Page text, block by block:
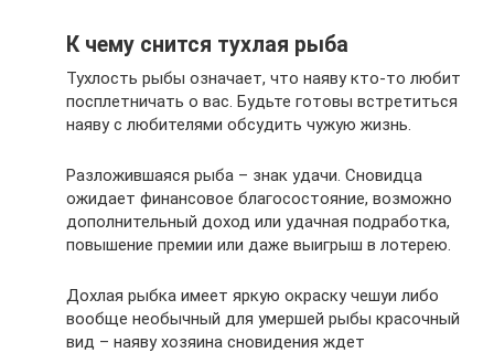
К чему снится тухлая рыба
Тухлость рыбы означает, что наяву кто-то любит
посплетничать о вас. Будьте готовы встретиться
наяву с любителями обсудить чужую жизнь.
Разложившаяся рыба – знак удачи. Сновидца
ожидает финансовое благосостояние, возможно
дополнительный доход или удачная подработка,
повышение премии или даже выигрыш в лотерею.
Дохлая рыбка имеет яркую окраску чешуи либо
вообще необычный для умершей рыбы красочный
вид – наяву хозяина сновидения ждет